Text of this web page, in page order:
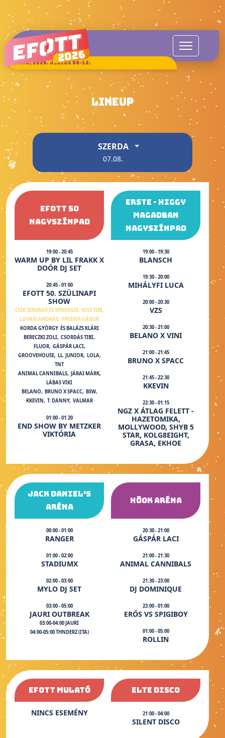
SUKORÓ, 2026. JÚLIUS 08-12.
LINEUP
SZERDA
07.08.
EFOTT 50
NAGYSZÍNPAD
19:00 - 20:45
WARM UP BY LIL FRAKK X
DOÓR DJ SET
20:45 - 01:00
EFOTT 50. SZÜLINAPI
SHOW
CSÍK ZENEKAR ÉS VENDÉGEI: KISS TIBI,
LOVASI ANDRÁS, PRESSER GÁBOR
KORDA GYÖRGY ÉS BALÁZS KLÁRI
BERECZKI ZOLI, CSORDÁS TIBI,
FLUOR, GÁSPÁR LACI,
GROOVEHOUSE, LL. JUNIOR, LOLA,
TNT
ANIMAL CANNIBALS, JÁRAI MÁRK,
LÁBAS VIKI
BELANO, BRUNO X SPACC, BSW,
KKEVIN, T. DANNY, VALMAR
01:00 - 01:20
END SHOW BY METZKER
VIKTÓRIA
ERSTE - HIGGY
MAGADBAN
NAGYSZÍNPAD
19:00 - 19:30
BLANSCH
19:30 - 20:00
MIHÁLYFI LUCA
20:00 - 20:30
VZS
20:30 - 21:00
BELANO X VINI
21:00 - 21:45
BRUNO X SPACC
21:45 - 22:30
KKEVIN
22:30 - 01:15
NGZ X ÁTLAG FELETT -
HAZETOMIKA,
MOLLYWOOD, SHYB 5
STAR, KOLG8EIGHT,
GRASA, EKHOE
JACK DANIEL'S
ARÉNA
00:00 - 01:00
RANGER
01:00 - 02:00
STADIUMX
02:00 - 03:00
MYLO DJ SET
03:00 - 05:00
JAURI OUTBREAK
03:00-04:00 JAURI
04:00-05:00 THNDERZ (ITA)
HÖOK ARÉNA
20:30 - 21:00
GÁSPÁR LACI
21:00 - 21:30
ANIMAL CANNIBALS
21:30 - 23:00
DJ DOMINIQUE
23:00 - 01:00
ERŐS VS SPIGIBOY
01:00 - 05:00
ROLLIN
EFOTT MULATÓ
NINCS ESEMÉNY
ELTE DISCO
21:00 - 04:00
SILENT DISCO